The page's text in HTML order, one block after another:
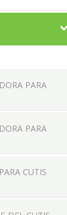
PARA
PARA
CUTIS